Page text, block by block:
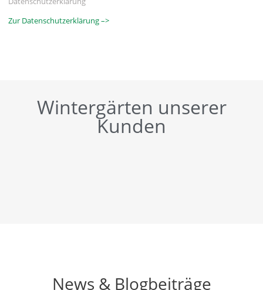
Zur Datenschutzerklärung –>
Wintergärten unserer
Kunden
News & Blogbeiträge